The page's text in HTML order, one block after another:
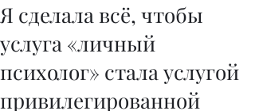
Я сделала всё, чтобы
услуга «личный
психолог» стала услугой
привилегированной